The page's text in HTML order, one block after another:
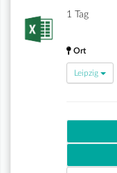
1 Tag
Ort
Leipzig